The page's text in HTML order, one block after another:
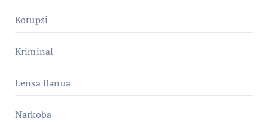
Korupsi
Kriminal
Lensa Banua
Narkoba